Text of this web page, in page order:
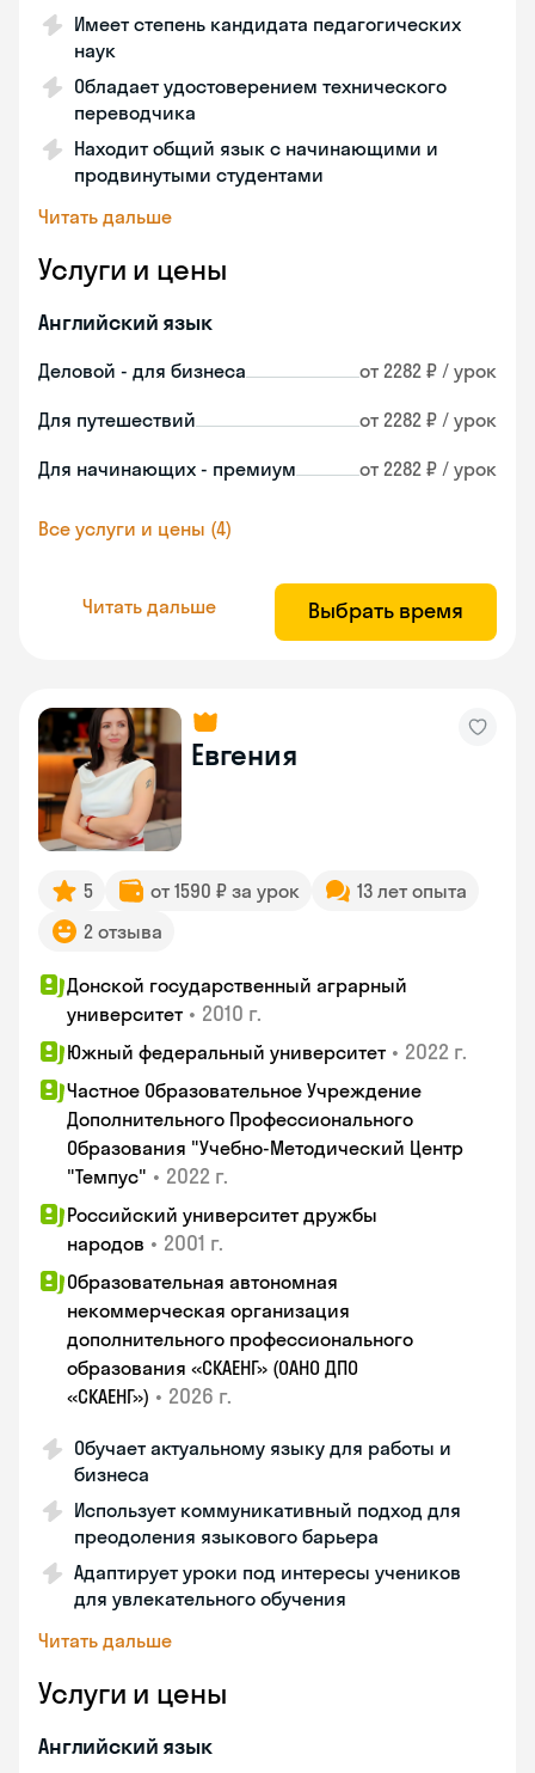
Имеет степень кандидата педагогических
наук
Обладает удостоверением технического
переводчика
Находит общий язык с начинающими и
продвинутыми студентами
Читать дальше
Услуги и цены
Английский язык
Деловой - для бизнеса от 2282 ₽ / урок
Для путешествий от 2282 ₽ / урок
Для начинающих - премиум от 2282 ₽ / урок
Все услуги и цены (4)
Читать дальше Выбрать время
Евгения
5 от 1590 ₽ за урок
13 лет опыта
2 отзыва
Донской государственный аграрный
университет • 2010 г.
Южный федеральный университет • 2022 г.
Частное Образовательное Учреждение
Дополнительного Профессионального
Образования "Учебно-Методический Центр
"Темпус" • 2022 г.
Российский университет дружбы
народов • 2001 г.
Образовательная автономная
некоммерческая организация
дополнительного профессионального
образования «СКАЕНГ» (ОАНО ДПО
«СКАЕНГ») • 2026 г.
Обучает актуальному языку для работы и
бизнеса
Использует коммуникативный подход для
преодоления языкового барьера
Адаптирует уроки под интересы учеников
для увлекательного обучения
Читать дальше
Услуги и цены
Английский язык